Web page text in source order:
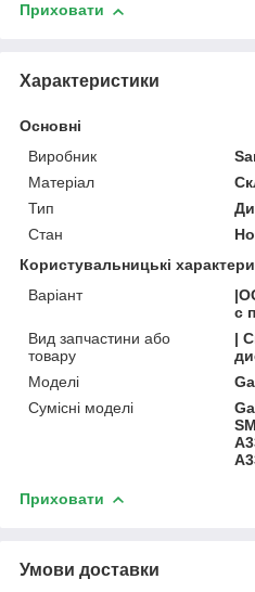
Приховати
Характеристики
Основні
Виробник
Матеріал
Тип
Стан
Користувальницькі
Варіант
с
Вид запчастини або
товару
|
Моделі
Сумісні моделі
Приховати
Умови доставки